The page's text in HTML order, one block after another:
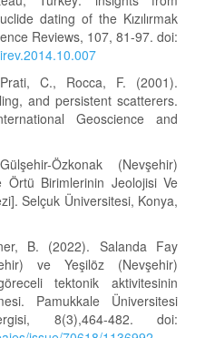
dating of the Kızılırmak
Reviews, 107, 81-97. doi:
C., Rocca, F. (2001).
and persistent scatterers.
Geoscience and
Özkonak (Nevşehir)
Birimlerinin Jeolojisi Ve
Selçuk Üniversitesi, Konya,
B. (2022). Salanda Fay
ve Yeşilöz (Nevşehir)
tektonik aktivitesinin
Pamukkale Üniversitesi
8(3),464-482. doi: